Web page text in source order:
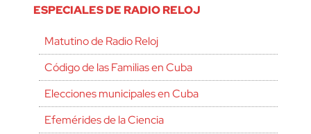
ESPECIALES DE RADIO RELOJ
Matutino de Radio Reloj
Código de las Familias en Cuba
Elecciones municipales en Cuba
Efemérides de la Ciencia